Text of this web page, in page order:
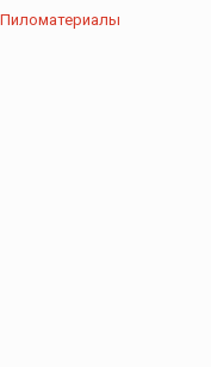
Пиломатериалы